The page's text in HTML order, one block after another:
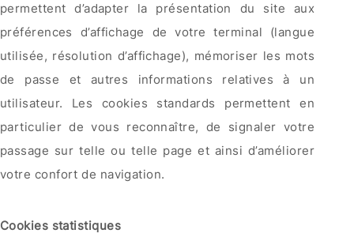
permettent d’adapter la présentation du site aux
préférences d’affichage de votre terminal (langue
utilisée, résolution d’affichage), mémoriser les mots
de passe et autres informations relatives à un
utilisateur. Les cookies standards permettent en
particulier de vous reconnaître, de signaler votre
passage sur telle ou telle page et ainsi d’améliorer
votre confort de navigation.
Cookies statistiques